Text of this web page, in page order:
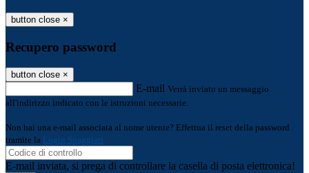
button close ×
Recupero password
button close ×
E-mail Verrà inviato un messaggio
all'indirizzo indicato con le istruzioni necessarie.
Non hai una e-mail associata al nome utente? Effettua il reset della password
tramite la Login Spaggiari
E-mail inviata, si prega di controllare la casella di posta elettronica!